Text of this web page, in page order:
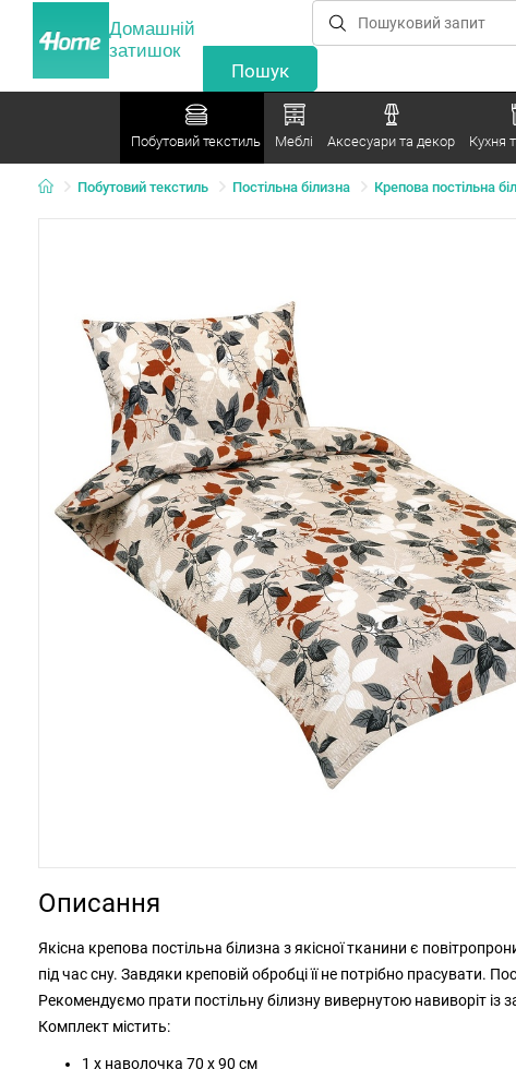
Домашній
затишок
Побутовий текстиль Меблі Аксесуари та декор Кухня
Побутовий текстиль Постільна білизна Крепова постільна
Описання
Якісна крепова постільна білизна з якісної тканини є
під час сну. Завдяки креповій обробці її не потрібно прасувати.
Рекомендуємо прати постільну білизну вивернутою навиворіт із
Комплект містить:
1 x наволочка 70 x 90 см